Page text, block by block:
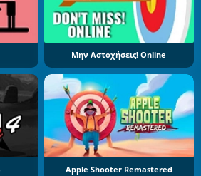
Μην Αστοχήσεις! Online
Apple Shooter Remastered